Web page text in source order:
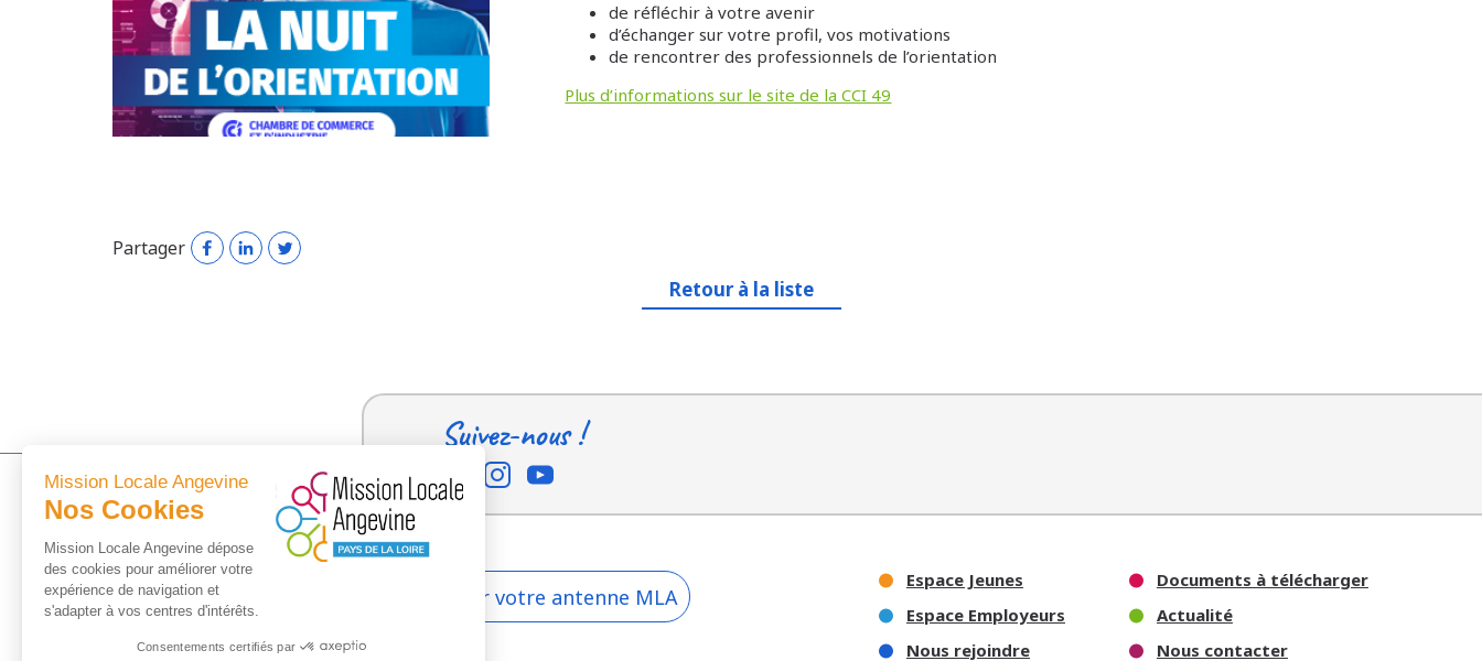
de réfléchir à votre avenir
d’échanger sur votre profil, vos motivations
de rencontrer des professionnels de l’orientation
Plus d’informations sur le site de la CCI 49
Partager
Retour à la liste
Suivez-nous !
Trouver votre antenne MLA
Espace Jeunes
Documents à télécharger
Espace Employeurs
Actualité
Nous rejoindre
Nous contacter
Mission Locale Angevine
Nos Cookies
Mission Locale Angevine dépose
des cookies pour améliorer votre
expérience de navigation et
s'adapter à vos centres d'intérêts.
Consentements certifiés par